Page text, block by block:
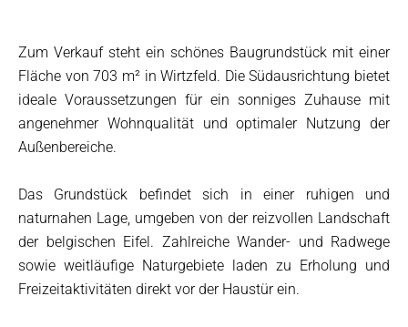
Zum Verkauf steht ein schönes Baugrundstück mit einer
Fläche von 703 m² in Wirtzfeld. Die Südausrichtung bietet
ideale Voraussetzungen für ein sonniges Zuhause mit
angenehmer Wohnqualität und optimaler Nutzung der
Außenbereiche.
Das Grundstück befindet sich in einer ruhigen und
naturnahen Lage, umgeben von der reizvollen Landschaft
der belgischen Eifel. Zahlreiche Wander- und Radwege
sowie weitläufige Naturgebiete laden zu Erholung und
Freizeitaktivitäten direkt vor der Haustür ein.